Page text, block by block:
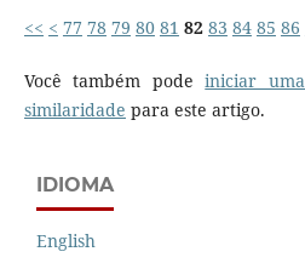
<< < 77 78 79 80 81 82 83 84 85 86
Você também podeiniciar
similaridade para este artigo.
IDIOMA
English